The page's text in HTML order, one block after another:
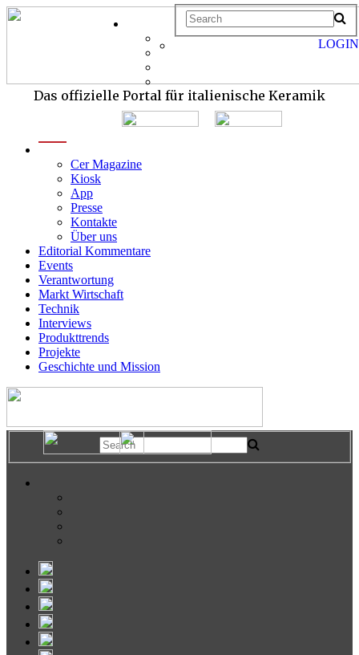
Das offizielle Portal für italienische Keramik
Cer Magazine
Kiosk
App
Presse
Kontakte
Über uns
Editorial Kommentare
Events
Verantwortung
Markt Wirtschaft
Technik
Interviews
Produkttrends
Projekte
Geschichte und Mission
LOGIN